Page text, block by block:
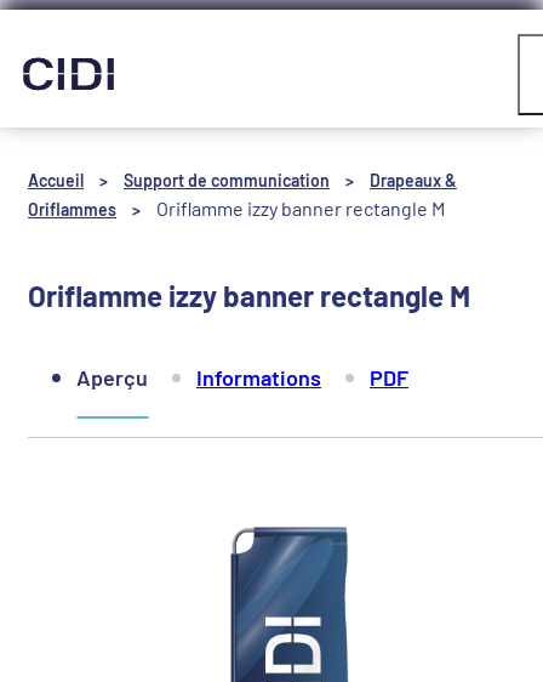
Panneau de gestion des cookies
Accueil > Support de communication >
Drapeaux &
Oriflammes
> Oriflamme izzy banner rectangle M
Oriflamme izzy banner rectangle M
Aperçu Informations PDF